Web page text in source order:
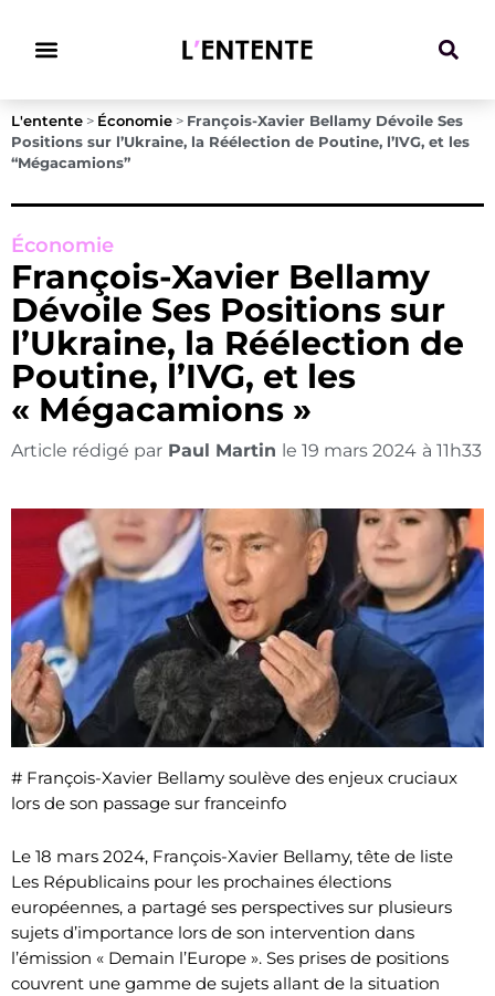
L'entente > Économie > François-Xavier Bellamy Dévoile Ses
Positions sur l’Ukraine, la Réélection de Poutine, l’IVG, et les
“Mégacamions”
Économie
François-Xavier Bellamy
Dévoile Ses Positions sur
l’Ukraine, la Réélection de
Poutine, l’IVG, et les
« Mégacamions »
Article rédigé par Paul Martin le 19 mars 2024 à 11h33
# François-Xavier Bellamy soulève des enjeux cruciaux
lors de son passage sur franceinfo
Le 18 mars 2024, François-Xavier Bellamy, tête de liste
Les Républicains pour les prochaines élections
européennes, a partagé ses perspectives sur plusieurs
sujets d’importance lors de son intervention dans
l’émission « Demain l’Europe ». Ses prises de positions
couvrent une gamme de sujets allant de la situation